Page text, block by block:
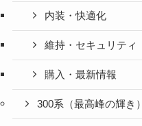
内装・快適化
維持・セキュリティ
購入・最新情報
300系（最高峰の輝き）